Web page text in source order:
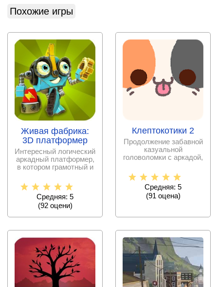
Похожие игры
Живая фабрика:
3D платформер
Интересный логический
аркадный платформер,
в котором грамотный и
Средняя: 5
(92оцени)
Клептокотики 2
Продолжение забавной
казуальной
головоломки с аркадой,
управлять
Средняя: 5
(91 оценa)